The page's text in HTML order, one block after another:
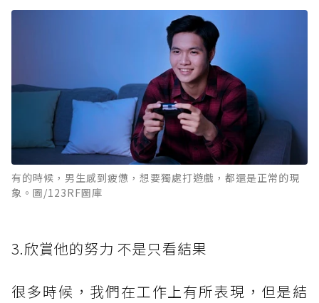
有的時候，男生感到疲憊，想要獨處打遊戲，都還是正常的現
象。圖/123RF圖庫
3.欣賞他的努力 不是只看結果
很多時候，我們在工作上有所表現，但是結